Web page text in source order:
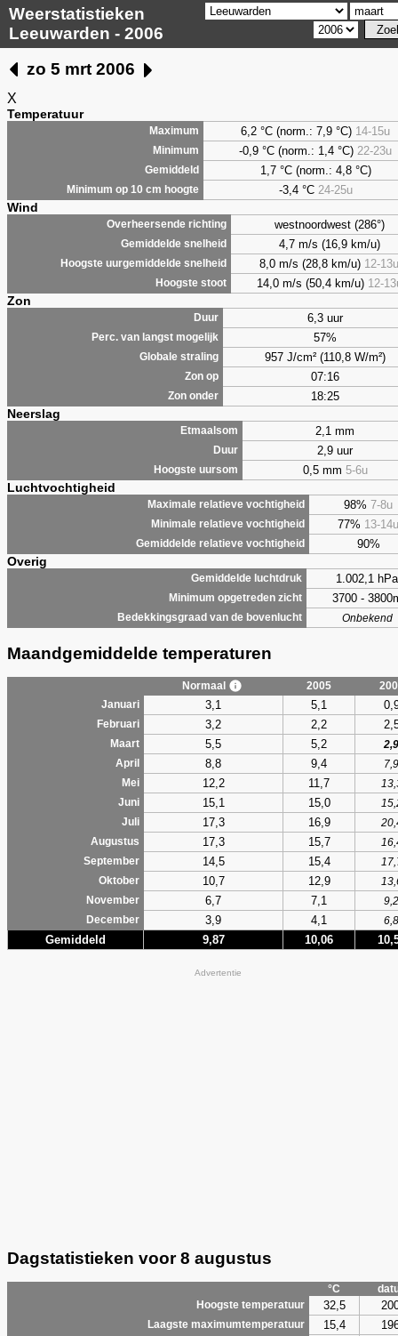
Weerstatistieken
Leeuwarden - 2006
zo 5 mrt 2006
X
Temperatuur
Maximum 6,2 °C (norm.: 7,9 °C) 14-15u
Minimum -0,9 °C (norm.: 1,4 °C) 22-23u
Gemiddeld 1,7°C (norm.: 4,8 °C)
Minimum op 10 cm hoogte -3,4 °C 24-25u
Wind
Overheersende richting westnoordwest (286°)
Gemiddelde snelheid 4,7 m/s (16,9 km/u)
Hoogste uurgemiddelde snelheid 8,0 m/s (28,8 km/u) 12-13u
Hoogste stoot 14,0 m/s (50,4 km/u) 12-
Zon
Duur 6,3 uur
Perc. van langst mogelijk 57%
Globale straling 957 J/cm² (110,8 W/m²)
Zon op 07:16
Zon onder 18:25
Neerslag
Etmaalsom 2,1 mm
Duur 2,9 uur
Hoogste uursom 0,5 mm 5-6u
Luchtvochtigheid
Maximale relatieve vochtigheid 98% 7-8u
Minimale relatieve vochtigheid 77% 13-14u
Gemiddelde relatieve vochtigheid 90%
Overig
Gemiddelde luchtdruk 1.002,1 hPa
Minimum opgetreden zicht 3700 -
Bedekkingsgraad van de bovenlucht Onbekend
Maandgemiddelde temperaturen
Normaal 2005
Januari
3,1 5,1
Februari 3,2 2,2
Maart 5,5 5,2
2,9
April
8,8 9,4
7,9
Mei
12,2 11,7
Juni
15,1 15,0
Juli
17,3 16,9
Augustus
17,3 15,7
September
14,5 15,4
Oktober
10,7 12,9
November
6,7 7,1
9,2
December
3,9 4,1 6,8
Gemiddeld 9,87 10,06
Advertentie
Dagstatistieken voor 8 augustus
°C
Hoogste temperatuur
32,5
Laagste maximumtemperatuur 15,4